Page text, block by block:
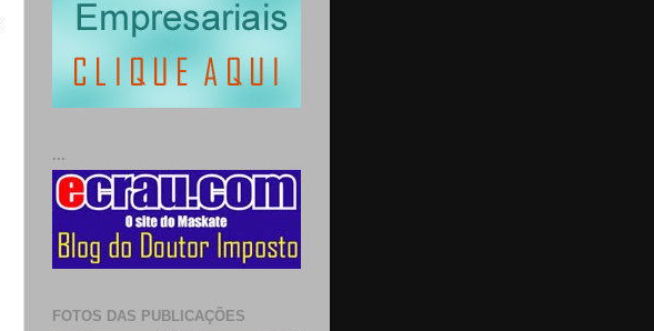
...
FOTOS DAS PUBLICAÇÕES